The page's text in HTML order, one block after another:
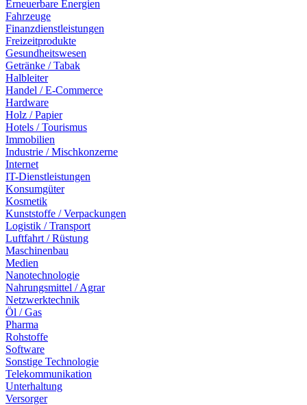
Erneuerbare Energien
Fahrzeuge
Finanzdienstleistungen
Freizeitprodukte
Gesundheitswesen
Getränke / Tabak
Halbleiter
Handel / E-Commerce
Hardware
Holz / Papier
Hotels / Tourismus
Immobilien
Industrie / Mischkonzerne
Internet
IT-Dienstleistungen
Konsumgüter
Kosmetik
Kunststoffe / Verpackungen
Logistik / Transport
Luftfahrt / Rüstung
Maschinenbau
Medien
Nanotechnologie
Nahrungsmittel / Agrar
Netzwerktechnik
Öl / Gas
Pharma
Rohstoffe
Software
Sonstige Technologie
Telekommunikation
Unterhaltung
Versorger